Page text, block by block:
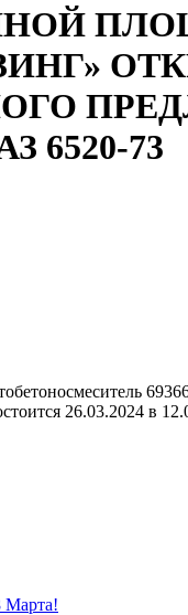
6520-73
26.03.2024 в
Марта!